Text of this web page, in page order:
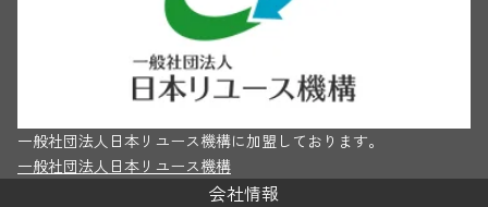
一般社団法人日本リユース機構に加盟しております。
一般社団法人日本リユース機構
会社情報